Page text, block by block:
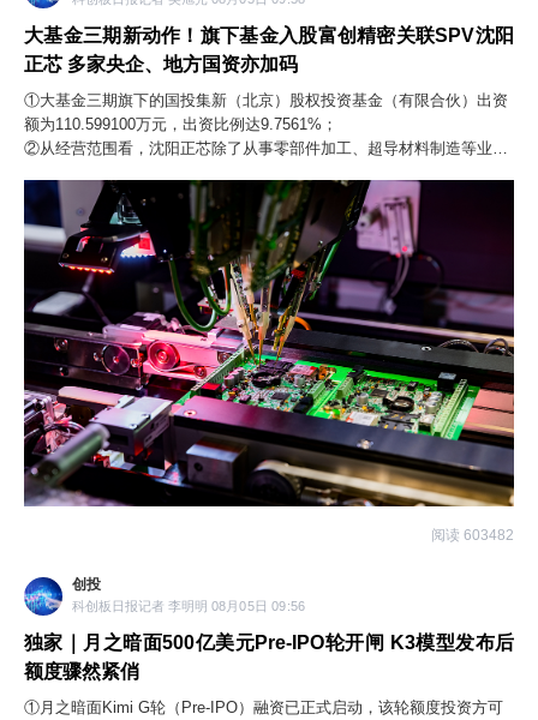
大基金三期新动作！旗下基金入股富创精密关联SPV沈阳
正芯 多家央企、地方国资亦加码
①大基金三期旗下的国投集新（北京）股权投资基金（有限合伙）出资
额为110.599100万元，出资比例达9.7561%；
②从经营范围看，沈阳正芯除了从事零部件加工、超导材料制造等业
阅读 603482
创投
科创板日报记者 李明明 08月05日 09:56
独家｜月之暗面500亿美元Pre-IPO轮开闸 K3模型发布后
额度骤然紧俏
①月之暗面Kimi G轮（Pre-IPO）融资已正式启动，该轮额度投资方可